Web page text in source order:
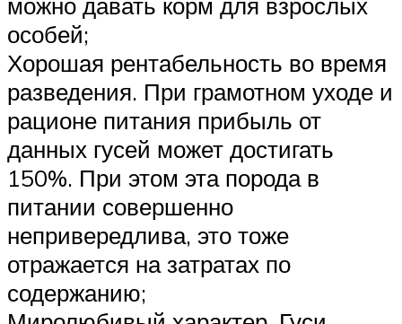
особей;
Хорошая рентабельность во время
разведения. При грамотном уходе и
рационе питания прибыль от
данных гусей может достигать
150%. При этом эта порода в
питании совершенно
непривередлива, это тоже
отражается на затратах по
содержанию;